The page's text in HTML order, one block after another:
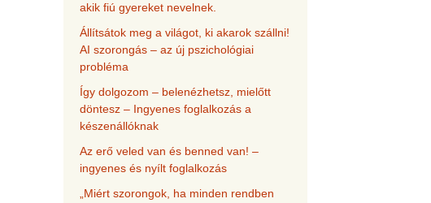
akik fiú gyereket nevelnek.
Állítsátok meg a világot, ki akarok szállni!
AI szorongás – az új pszichológiai
probléma
Így dolgozom – belenézhetsz, mielőtt
döntesz – Ingyenes foglalkozás a
készenállóknak
Az erő veled van és benned van! –
ingyenes és nyílt foglalkozás
„Miért szorongok, ha minden rendben